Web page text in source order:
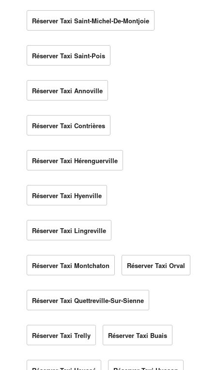
Réserver Taxi Saint-Michel-De-Montjoie
Réserver Taxi Saint-Pois
Réserver Taxi Annoville
Réserver Taxi Contrières
Réserver Taxi Hérenguerville
Réserver Taxi Hyenville
Réserver Taxi Lingreville
Réserver Taxi Montchaton Réserver Taxi Orval
Réserver Taxi Quettreville-Sur-Sienne
Réserver Taxi Trelly Réserver Taxi Buais